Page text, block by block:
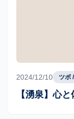
2024/12/10 ツボ
【湧泉】心